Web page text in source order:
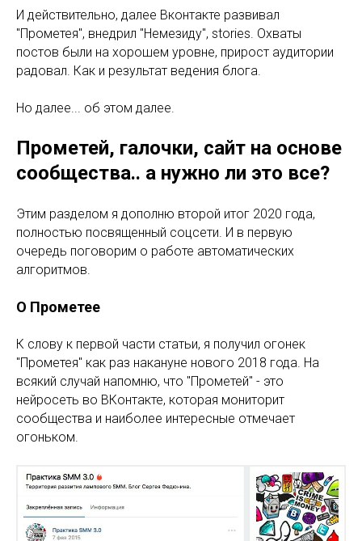
И действительно, далее Вконтакте развивал
"Прометея", внедрил "Немезиду", stories. Охваты
постов были на хорошем уровне, прирост аудитории
радовал. Как и результат ведения блога.
Но далее... об этом далее.
Прометей, галочки, сайт на основе
сообщества.. а нужно ли это все?
Этим разделом я дополню второй итог 2020 года,
полностью посвященный соцсети. И в первую
очередь поговорим о работе автоматических
алгоритмов.
О Прометее
К слову к первой части статьи, я получил огонек
"Прометея" как раз накануне нового 2018 года. На
всякий случай напомню, что "Прометей" - это
нейросеть во ВКонтакте, которая мониторит
сообщества и наиболее интересные отмечает
огоньком.